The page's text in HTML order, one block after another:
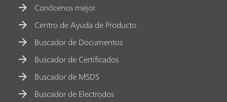
Conócenos mejor
Centro de Ayuda de Producto
Buscador de Documentos
Buscador de Certificados
Buscador de MSDS
Buscador de Electrodos